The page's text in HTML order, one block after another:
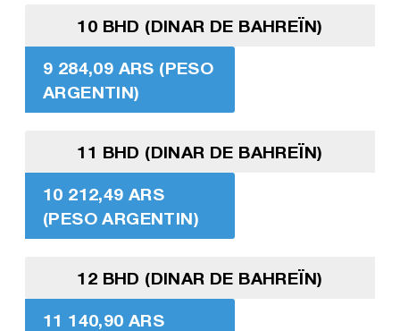
10 BHD (DINAR DE BAHREÏN)
9 284,09 ARS (PESO
ARGENTIN)
11 BHD (DINAR DE BAHREÏN)
10 212,49 ARS
(PESO ARGENTIN)
12 BHD (DINAR DE BAHREÏN)
11 140,90 ARS